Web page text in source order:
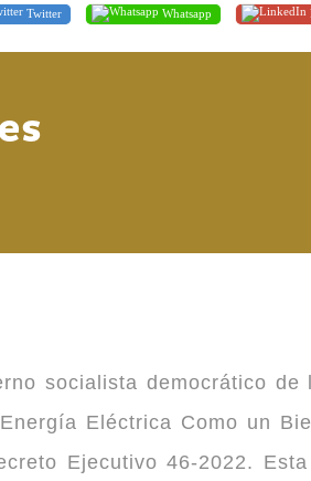
Twitter Whatsapp
socialista democrático
Eléctrica Como un
Ejecutivo 46-2022.